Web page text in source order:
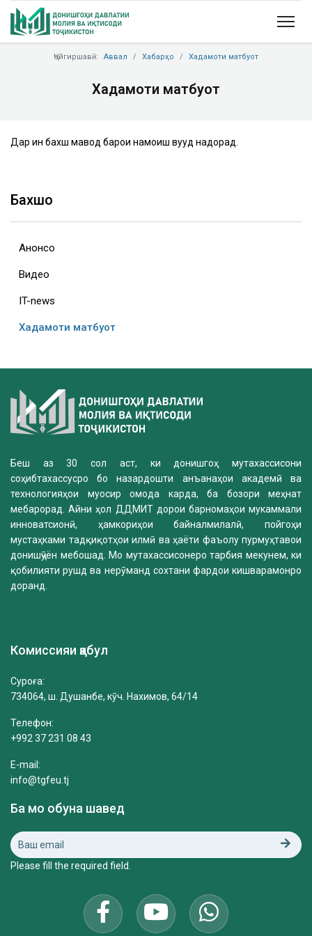
Ҷойгиршавӣ: Аввал Хабарҳо Хадамоти матбуот
Хадамоти матбуот
Дар ин бахш мавод барои намоиш вуҷуд надорад.
Бахшҳо
Анонсҳо
Видео
IT-news
Хадамоти матбуот
Беш аз 30 сол аст, ки донишгоҳ мутахассисони
соҳибтахассусро бо назардошти анъанаҳои академӣ ва
технологияҳои муосир омода карда, ба бозори меҳнат
мебарорад. Айни ҳол ДДМИТ дорои барномаҳои мукаммали
инноватсионӣ, ҳамкориҳои байналмилалӣ, пойгоҳи
мустаҳками тадқиқотҳои илмӣ ва ҳаёти фаъолу пурмуҳтавои
донишҷӯён мебошад. Мо мутахассисонеро тарбия мекунем, ки
қобилияти рушд ва нерӯманд сохтани фардои кишварамонро
доранд.
Комиссияи қабул
Суроға:
734064, ш. Душанбе, кӯч. Нахимов, 64/14
Телефон:
+992 37 231 08 43
E-mail:
info@tgfeu.tj
Ба мо обуна шавед
Please fill the required field.